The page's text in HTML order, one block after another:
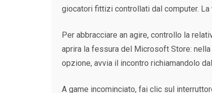
giocatori fittizi controllati dal computer. La
Per abbracciare an agire, controllo la
aprira la fessura del Microsoft Store:
opzione, avvia il incontro richiamandolo
A game incominciato, fai clic sul